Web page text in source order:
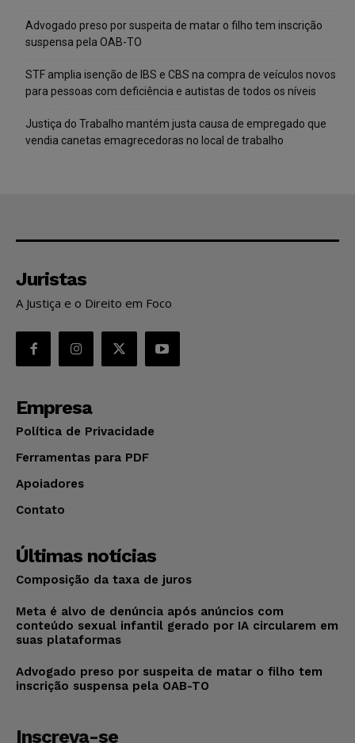
Advogado preso por suspeita de matar o filho tem inscrição
suspensa pela OAB-TO
STF amplia isenção de IBS e CBS na compra de veículos novos
para pessoas com deficiência e autistas de todos os níveis
Justiça do Trabalho mantém justa causa de empregado que
vendia canetas emagrecedoras no local de trabalho
Juristas
A Justiça e o Direito em Foco
Empresa
Política de Privacidade
Ferramentas para PDF
Apoiadores
Contato
Últimas notícias
Composição da taxa de juros
Meta é alvo de denúncia após anúncios com
conteúdo sexual infantil gerado por IA circularem em
suas plataformas
Advogado preso por suspeita de matar o filho tem
inscrição suspensa pela OAB-TO
Inscreva-se